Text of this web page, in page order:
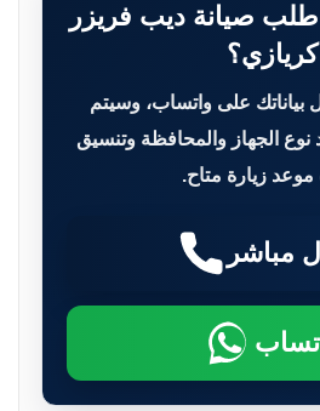
صيانة ديب فريزر
كريازي؟
بياناتك على واتساب، وسيتم
نوع الجهاز والمحافظة وتنسيق
زيارة متاح.
مباشر